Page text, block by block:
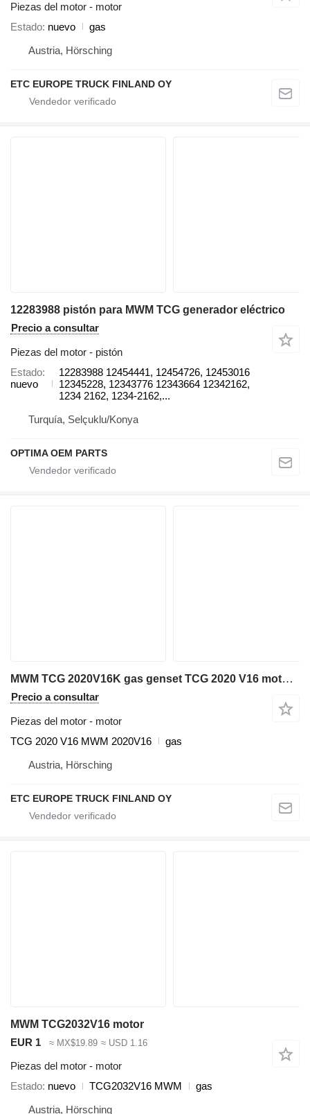
Piezas del motor - motor
Estado nuevo
gas
Austria, Hörsching
ETC EUROPE TRUCK FINLAND OY
12283988 pistón para MWM TCG generador eléctrico
Precio a consultar
Piezas del motor - pistón
Estado
nuevo
12283988 12454441, 12454726, 12453016
12345228, 12343776 12343664 12342162,
1234 2162, 1234-2162,...
Turquía, Selçuklu/Konya
OPTIMA OEM PARTS
MWM TCG 2020V16K gas genset TCG 2020 V16 motor para Deutz MWM TCG 2020V16K gas
Precio a consultar
Piezas del motor - motor
TCG 2020 V16 MWM 2020V16
gas
Austria, Hörsching
ETC EUROPE TRUCK FINLAND OY
MWM TCG2032V16 motor
EUR 1
≈ MX$19.89 ≈ USD 1.16
Piezas del motor - motor
Estado nuevo TCG2032V16 MWM
gas
Austria, Hörsching